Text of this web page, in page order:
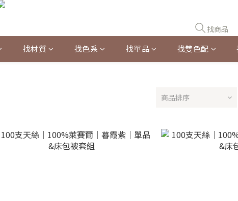
找商品
找材質 找色系 找單品 找雙色配
商品排序